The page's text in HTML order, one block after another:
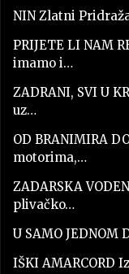
NIN Zlatni
PRIJETE LI NAM
imamo i…
ZADRANI, SVI U
uz…
OD BRANIMIRA
motorima,…
ZADARSKA
plivačko…
U SAMO JEDNOM
IŠKI AMARCORD